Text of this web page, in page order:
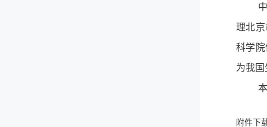
理北
科学
为我
附件下